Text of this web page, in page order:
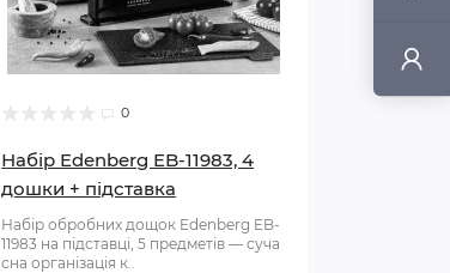
0
Набір Edenberg EB-11983, 4
дошки + підставка
Набір обробних дощок Edenberg EB-
11983 на підставці, 5 предметів — суча
сна організація к..